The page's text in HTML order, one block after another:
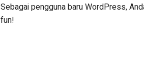
Sebagai pengguna baru WordPress,
fun!